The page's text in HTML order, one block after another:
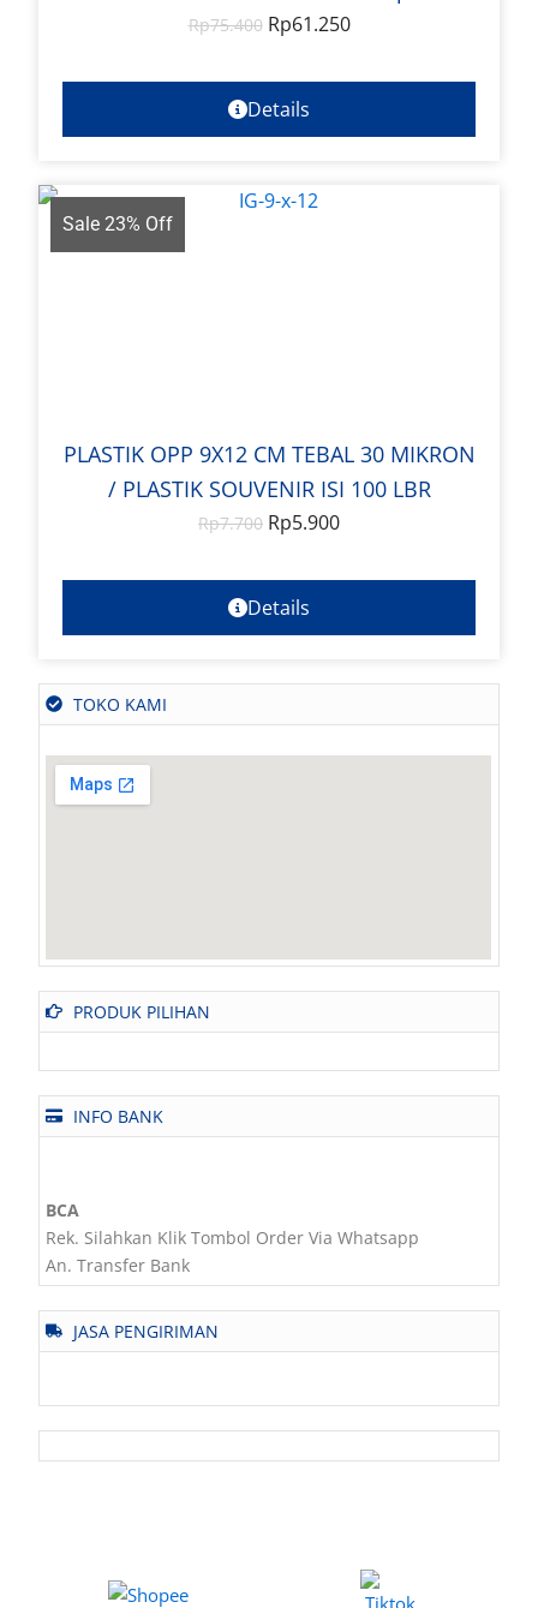
Rp75.400 Rp61.250
Details
Sale 23% Off
PLASTIK OPP 9X12 CM TEBAL 30 MIKRON
/ PLASTIK SOUVENIR ISI 100 LBR
Rp7.700 Rp5.900
Details
TOKO KAMI
PRODUK PILIHAN
INFO BANK
BCA
Rek. Silahkan Klik Tombol Order Via Whatsapp
An. Transfer Bank
JASA PENGIRIMAN